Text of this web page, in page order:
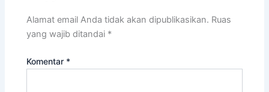
Alamat email Anda tidak akan dipublikasikan. Ruas
yang wajib ditandai *
Komentar *